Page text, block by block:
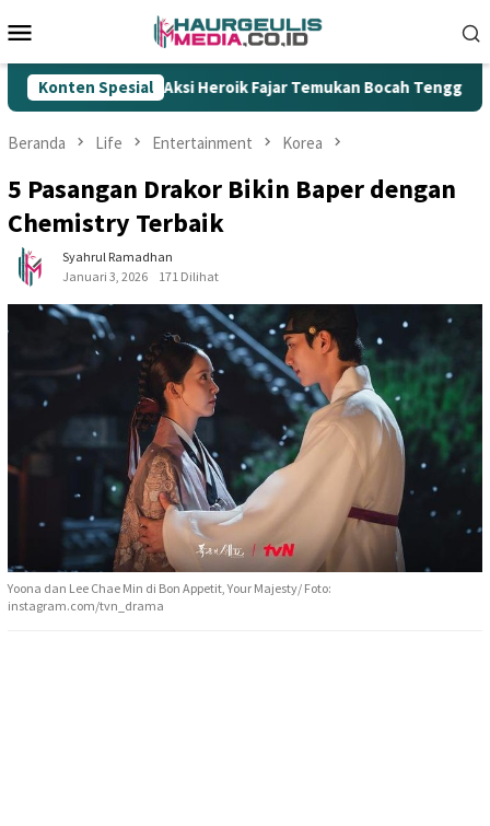
ke
Mobile
Konten Spesial
Aksi Heroik Fajar Temukan Bocah Tenggelam di Embung
Beranda Life Entertainment Korea
5 Pasangan Drakor Bikin Baper dengan
Chemistry Terbaik
Syahrul Ramadhan
Januari 3, 2026
171 Dilihat
Yoona dan Lee Chae Min di Bon Appetit, Your Majesty/ Foto:
instagram.com/tvn_drama